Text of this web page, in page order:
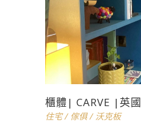
櫃體| CARVE |英國
住宅/ 傢俱/ 沃克板